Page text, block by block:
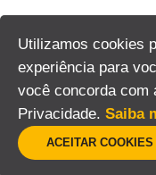
Utilizamos cookies
experiência para
você concorda com
Privacidade. Saiba
ACEITAR COOKIES
conteúdo
Home/Blog/